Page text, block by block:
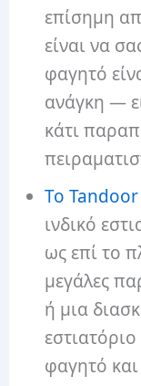
επίσημη
είναι να
φαγητό
ανάγκη —
κάτι
Το
ινδικό
ως επί το
μεγάλες
ή μια
φαγητό